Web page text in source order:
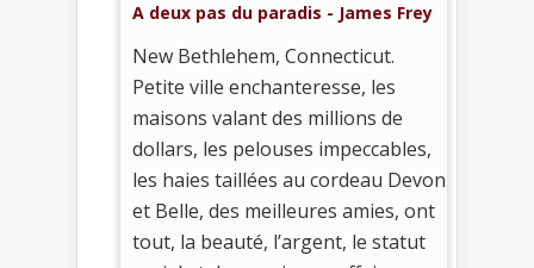
A deux pas du paradis - James Frey
New Bethlehem, Connecticut.
Petite ville enchanteresse, les
maisons valant des millions de
dollars, les pelouses impeccables,
les haies taillées au cordeau Devon
et Belle, des meilleures amies, ont
tout, la beauté, l’argent, le statut